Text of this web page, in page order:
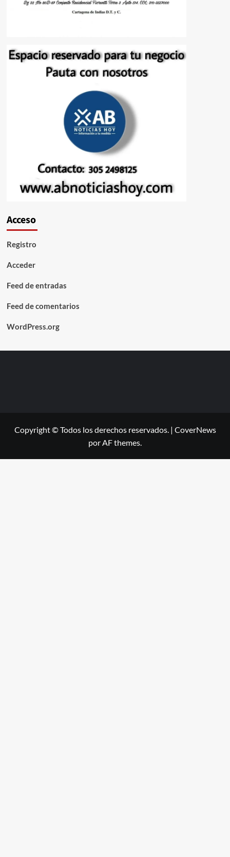
Acceso
Registro
Acceder
Feed de entradas
Feed de comentarios
WordPress.org
Copyright © Todos los derechos reservados. | CoverNews
por AF themes.